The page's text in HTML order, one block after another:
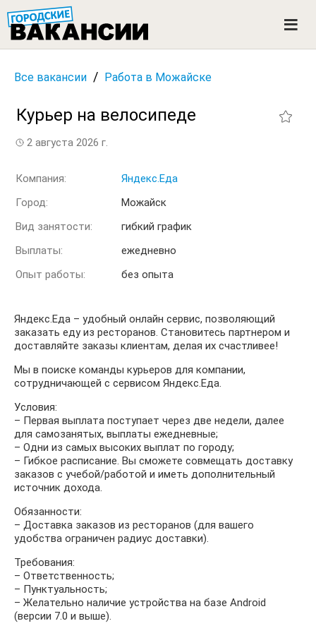
n
Все вакансии / Работа в Можайске
Курьер на велосипеде
2 августа 2026 г.
Компания:
Яндекс.Еда
Город:
Можайск
Вид занятости:
гибкий график
Выплаты:
ежедневно
Опыт работы:
без опыта
Яндекс.Еда – удобный онлайн сервис, позволяющий
заказать еду из ресторанов. Становитесь партнером и
доставляйте заказы клиентам, делая их счастливее!
Мы в поиске команды курьеров для компании,
сотрудничающей с сервисом Яндекс.Еда.
Условия:
– Первая выплата поступает через две недели, далее
для самозанятых, выплаты ежедневные;
– Одни из самых высоких выплат по городу;
– Гибкое расписание. Вы сможете совмещать доставку
заказов с учебой/работой и иметь дополнительный
источник дохода.
Обязанности:
– Доставка заказов из ресторанов (для вашего
удобства ограничен радиус доставки).
Требования:
– Ответственность;
– Пунктуальность;
– Желательно наличие устройства на базе Android
(версии 7.0 и выше).